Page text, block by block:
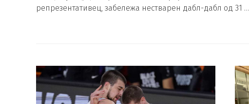
репрезентативец, забележа нестварен дабл-дабл од 31 …